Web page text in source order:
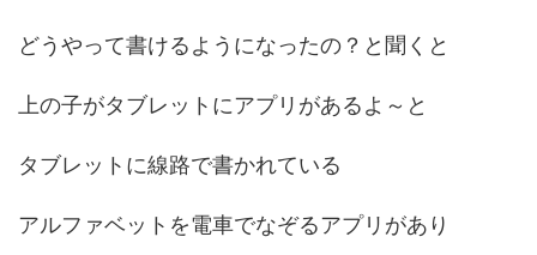
どうやって書けるようになったの？と聞くと
上の子がタブレットにアプリがあるよ～と
タブレットに線路で書かれている
アルファベットを電車でなぞるアプリがあり